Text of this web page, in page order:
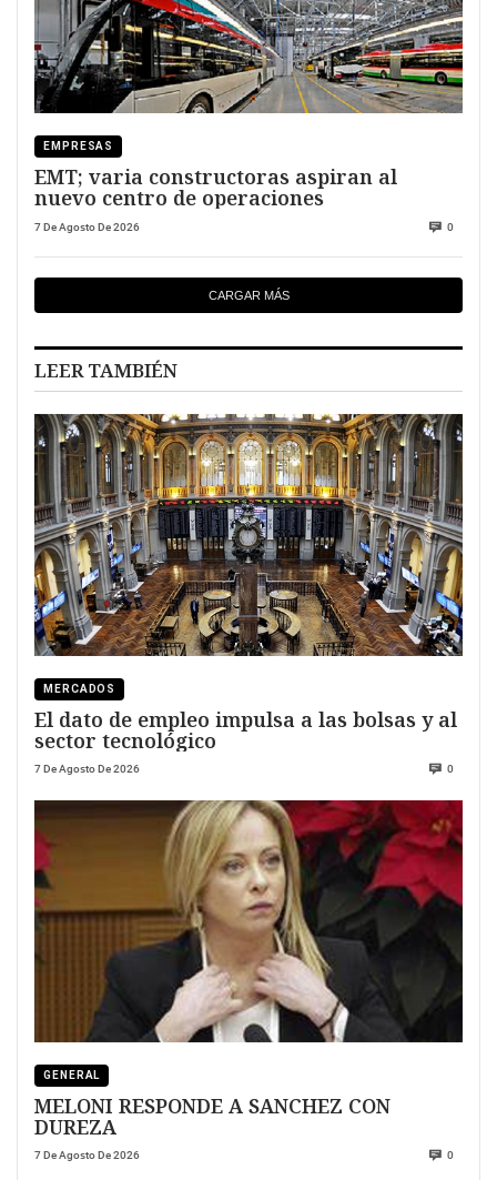
EMPRESAS
EMT; varia constructoras aspiran al
nuevo centro de operaciones
7 De Agosto De 2026 0
CARGAR MÁS
LEER TAMBIÉN
MERCADOS
El dato de empleo impulsa a las bolsas y al
sector tecnológico
7 De Agosto De 2026 0
GENERAL
MELONI RESPONDE A SANCHEZ CON
DUREZA
7 De Agosto De 2026 0